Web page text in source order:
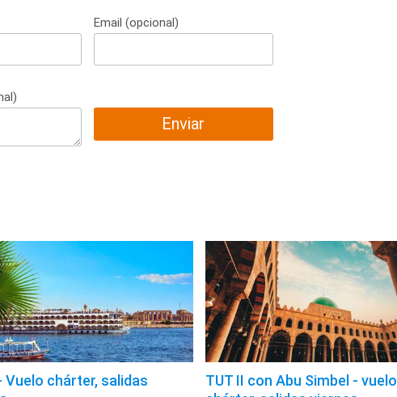
Email (opcional)
Enviar
Vuelo chárter, salidas
TUT II con Abu Simbel - vuelo